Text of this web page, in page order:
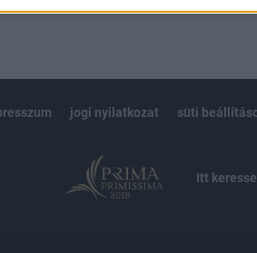
jogi nyilatkozat süti
Itt